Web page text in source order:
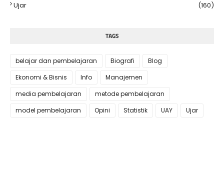
Ujar
(160)
TAGS
belajar dan pembelajaran Biografi
Blog
Ekonomi & Bisnis
Info
Manajemen
media pembelajaran
metode pembelajaran
model pembelajaran
Opini Statistik UAY Ujar